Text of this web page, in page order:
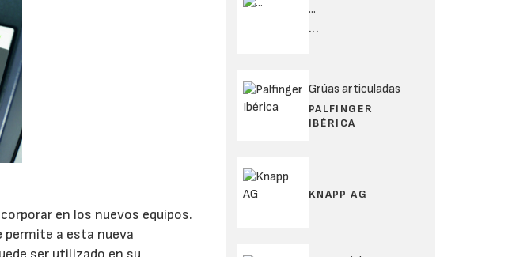
en los nuevos equipos.
permite a esta nueva
...
...
Grúas articuladas
PALFINGER
IBÉRICA
KNAPP AG